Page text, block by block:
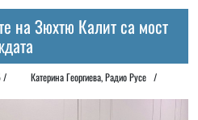
на Зюхтю Калит са мост
/
Катерина Георгиева, Радио Русе /